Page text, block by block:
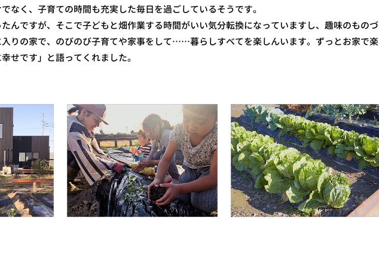
なく、子育ての時間も充実した毎日を過ごしているそうです。
たんですが、そこで子どもと畑作業する時間がいい気分転換になっていますし、趣味のものづ
入りの家で、のびのび子育てや家事をして……暮らしすべてを楽しんいます。ずっとお家で楽
せです」と語ってくれました。